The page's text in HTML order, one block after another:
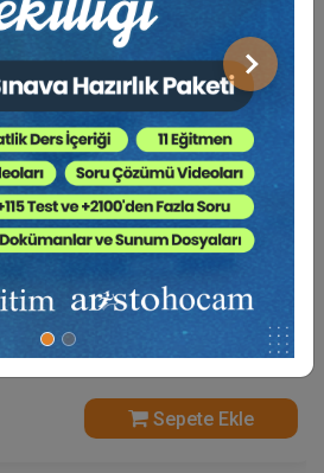
Sonraki
Enstitüsü
Güncel Gelişmeler - VI.
- III. Oturum Video
Sepete Ekle